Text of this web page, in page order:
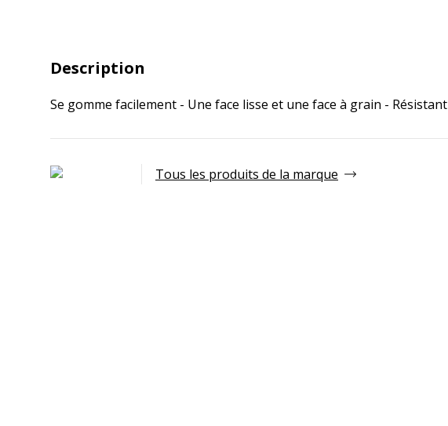
Description
Se gomme facilement - Une face lisse et une face à grain - Résistant
Tous les produits de la marque